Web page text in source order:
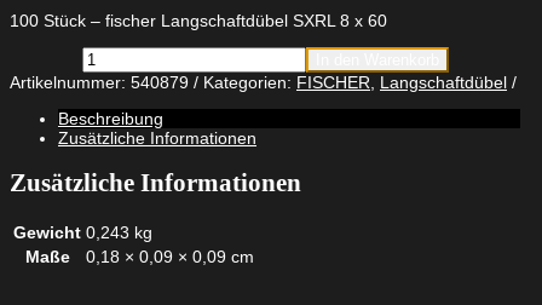
100 Stück – fischer Langschaftdübel SXRL 8 x 60
fischer
Langschaftdübel
SXRL
8
x
60
Menge
Artikelnummer: 540879 Kategorien: FISCHER
Langschaftdübel
Beschreibung
Zusätzliche Informationen
Zusätzliche Informationen
Gewicht 0,243 kg
Maße
0,18 × 0,09 × 0,09 cm